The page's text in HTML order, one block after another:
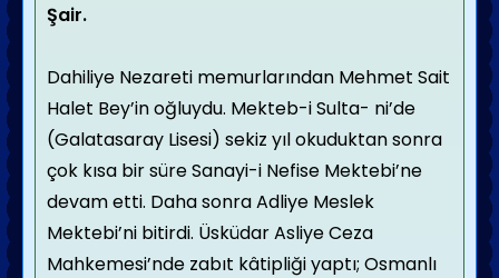
Şair.
Dahiliye Nezareti memurlarından Mehmet Sait
Halet Bey’in oğluydu. Mekteb-i Sulta- ni’de
(Galatasaray Lisesi) sekiz yıl okuduktan sonra
çok kısa bir süre Sanayi-i Nefise Mektebi’ne
devam etti. Daha sonra Adliye Meslek
Mektebi’ni bitirdi. Üsküdar Asliye Ceza
Mahkemesi’nde zabıt kâtipliği yaptı; Osmanlı